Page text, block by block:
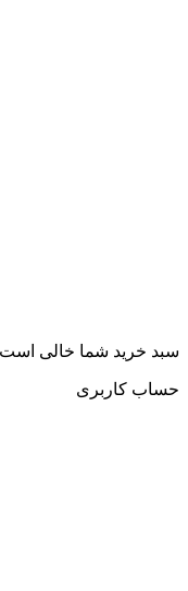
سبد خرید شما خالی
حساب کاربری